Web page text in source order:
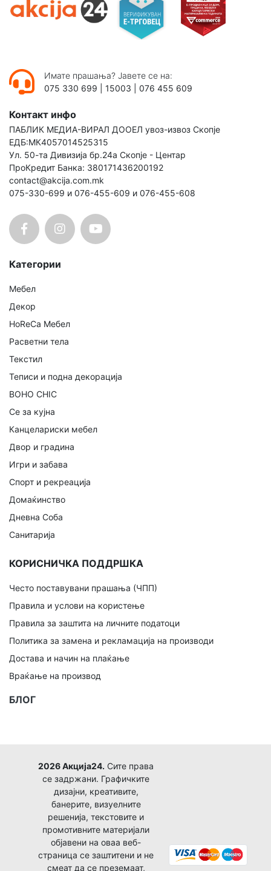
Имате прашања? Јавете се на:
075 330 699
15003 076 455 609
Контакт инфо
ПАБЛИК МЕДИА-ВИРАЛ ДООЕЛ увоз-извоз Скопје
ЕДБ:МК4057014525315
Ул. 50-та Дивизија бр.24а Скопје - Центар
ПроКредит Банка: 380171436200192
contact@akcija.com.mk
075-330-699 и 076-455-609 и 076-455-608
Категории
Мебел
Декор
HoReCa Мебел
Расветни тела
Текстил
Теписи и подна декорација
BOHO CHIC
Се за кујна
Канцелариски мебел
Двор и градина
Игри и забава
Спорт и рекреација
Домаќинство
Дневна Соба
Санитарија
КОРИСНИЧКА ПОДДРШКА
Често поставувани прашања (ЧПП)
Правила и услови на користење
Правила за заштита на личните податоци
Политика за замена и рекламација на производи
Достава и начин на плаќање
Враќање на производ
БЛОГ
2026 Акција24. Сите права
се задржани. Графичките
дизајни, креативите,
банерите, визуелните
решенија, текстовите и
промотивните материјали
објавени на оваа веб-
страница се заштитени и не
смеат да се преземаат,